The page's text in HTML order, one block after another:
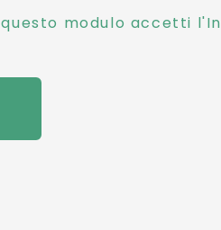
modulo accetti